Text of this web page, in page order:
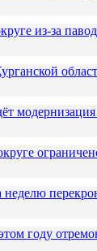
из-за
модернизация
году